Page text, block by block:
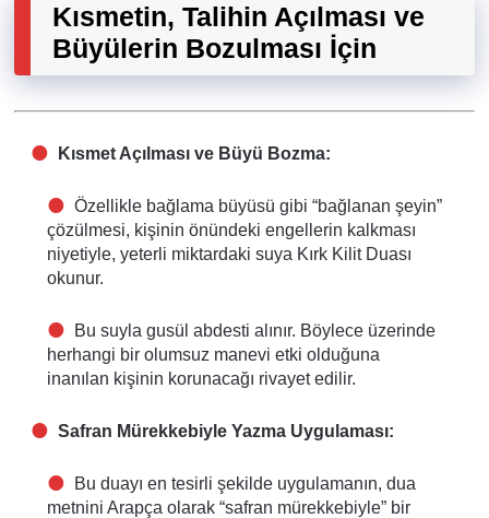
Kısmetin, Talihin Açılması ve
Büyülerin Bozulması İçin
Kısmet Açılması ve Büyü Bozma:
Özellikle bağlama büyüsü gibi “bağlanan şeyin”
çözülmesi, kişinin önündeki engellerin kalkması
niyetiyle, yeterli miktardaki suya Kırk Kilit Duası
okunur.
Bu suyla gusül abdesti alınır. Böylece üzerinde
herhangi bir olumsuz manevi etki olduğuna
inanılan kişinin korunacağı rivayet edilir.
Safran Mürekkebiyle Yazma Uygulaması:
Bu duayı en tesirli şekilde uygulamanın, dua
metnini Arapça olarak “safran mürekkebiyle” bir